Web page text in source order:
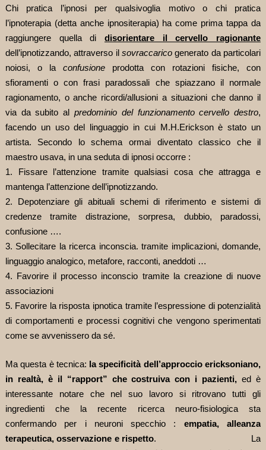
Chi pratica l’ipnosi per qualsivoglia motivo o chi pratica
l’ipnoterapia (detta anche ipnositerapia) ha come prima tappa da
raggiungere quella di disorientare il cervello ragionante
dell’ipnotizzando, attraverso il sovraccarico generato da particolari
noiosi, o la confusioneprodotta con rotazioni fisiche, con
sfioramenti o con frasi paradossali che spiazzano il normale
ragionamento, o anche ricordi/allusioni a situazioni che danno il
via da subito al predominio del funzionamento cervello destro,
facendo un uso del linguaggio in cui M.H.Erickson è stato un
artista. Secondo lo schema ormai diventato classico che il
maestro usava, in una seduta di ipnosi occorre :
1. Fissare l’attenzione tramite qualsiasi cosa che attragga e
mantenga l’attenzione dell’ipnotizzando.
2. Depotenziare gli abituali schemi di riferimento e sistemi di
credenze tramite distrazione, sorpresa, dubbio, paradossi,
confusione ….
3. Sollecitare la ricerca inconscia. tramite implicazioni, domande,
linguaggio analogico, metafore, racconti, aneddoti …
4. Favorire il processo inconscio tramite la creazione di nuove
associazioni
5. Favorire la risposta ipnotica tramite l’espressione di potenzialità
di comportamenti e processi cognitivi che vengono sperimentati
come se avvenissero da sé.
Ma questa è tecnica: la specificità dell’approccio ericksoniano,
in realtà, è il “rapport” che costruiva con i pazienti, ed è
interessante notare che nel suo lavoro si ritrovano tutti gli
ingredienti che la recente ricerca neuro-fisiologica sta
confermando per i neuroni specchio : empatia, alleanza
terapeutica, osservazione e rispetto. La